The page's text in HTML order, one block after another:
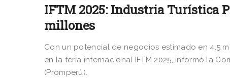
IFTM 2025: Industria Turística
millones
Con un potencial de negocios estimado en 4.5
en la feria internacional IFTM 2025, informó la
(Promperú).